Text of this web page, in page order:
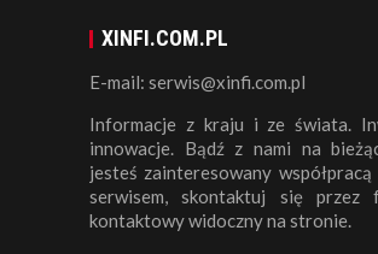
XINFI.COM.PL
E-mail: serwis@xinfi.com.pl
Informacje z kraju i ze świata.
innowacje. Bądź z nami na
jesteś zainteresowany współpracą
serwisem, skontaktuj się przez
kontaktowy widoczny na stronie.